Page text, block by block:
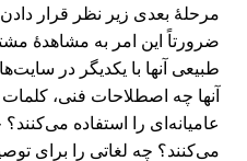
مرحلۀ بعدی زیر نظر قرار
ضرورتاً این امر به مشاهدۀ
طبیعی آنها با یکدیگر در
آنها چه اصطلاحات فنی،
عامیانه‌ای را استفاده می‌کنند؟
می‌کنند؟ چه لغاتی را برای